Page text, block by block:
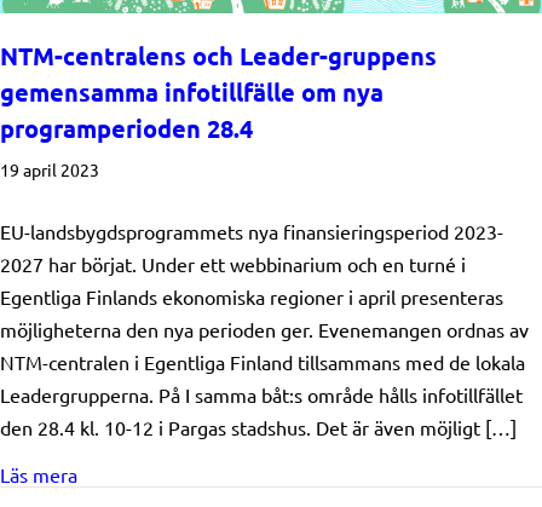
NTM-centralens och Leader-gruppens
gemensamma infotillfälle om nya
programperioden 28.4
19 april 2023
EU-landsbygdsprogrammets nya finansieringsperiod 2023-
2027 har börjat. Under ett webbinarium och en turné i
Egentliga Finlands ekonomiska regioner i april presenteras
möjligheterna den nya perioden ger. Evenemangen ordnas av
NTM-centralen i Egentliga Finland tillsammans med de lokala
Leadergrupperna. På I samma båt:s område hålls infotillfället
den 28.4 kl. 10-12 i Pargas stadshus. Det är även möjligt […]
Läs meraabout NTM-centralens och Leader-gruppens